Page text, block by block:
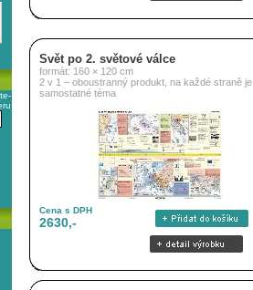
Svět po 2. světové válce
formát: 160 × 120 cm
2 v 1 – oboustranný produkt, na každé straně je
samostatné téma
Cena s DPH
2630,-